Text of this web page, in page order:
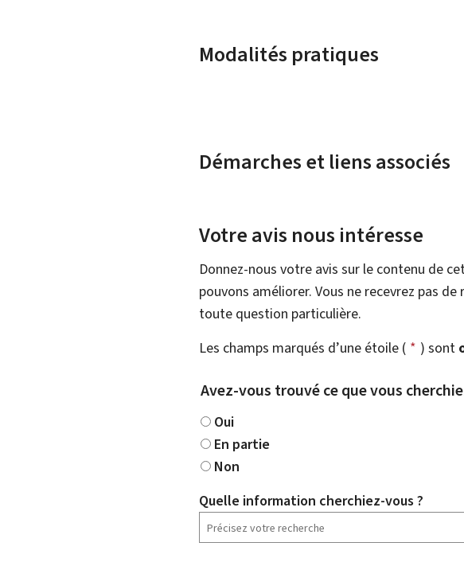
Modalités pratiques
Démarches et liens associés
Votre avis nous intéresse
Donnez-nous votre avis sur le contenu de
pouvons améliorer. Vous ne recevrez pas
toute question particulière.
Les champs marqués d’une étoile ( * ) sont
Avez-vous trouvé ce que vous
Oui
En partie
Non
Quelle information cherchiez-vous ?